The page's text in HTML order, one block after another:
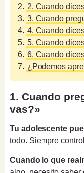
2. 2. Cuando
3. 3. Cuando
4. 4. Cuando
5. 5. Cuando
6. 6. Cuando
7. ¿Podemos
1. Cuando
vas?»
Tu adolescente
todo. Siempre
Cuando lo que